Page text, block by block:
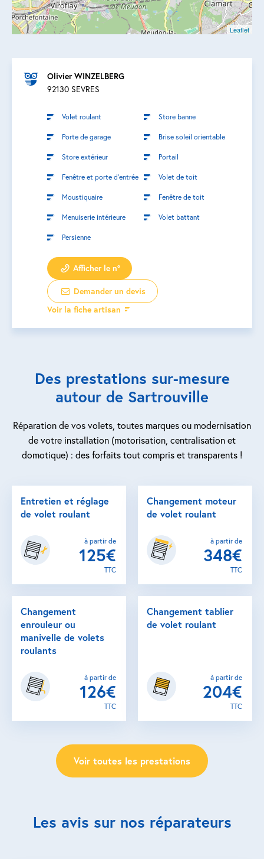
Leaflet
Olivier WINZELBERG
92130 SEVRES
Volet roulant Store banne
Porte de garage Brise soleil orientable
Store extérieur Portail
Fenêtre et porte d’entrée Volet de toit
Moustiquaire Fenêtre de toit
Menuiserie intérieure Volet battant
Persienne
Afficher le n°
Demander un devis
Voir la fiche artisan
Des prestations sur-mesure
autour de Sartrouville
Réparation de vos volets, toutes marques ou modernisation
de votre installation (motorisation, centralisation et
domotique) : des forfaits tout compris et transparents !
Entretien et réglage
de volet roulant
à partir de
125€
TTC
Changement moteur
de volet roulant
à partir de
348€
TTC
Changement
enrouleur ou
manivelle de volets
roulants
à partir de
126€
TTC
Changement tablier
de volet roulant
à partir de
204€
TTC
Voir toutes les prestations
Les avis sur nos réparateurs